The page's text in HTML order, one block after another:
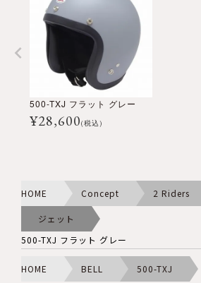
500-TXJ フラット グレー
¥28,600(税込)
HOME Concept 2 Riders
ジェット
500-TXJ フラット グレー
HOME BELL
500-TXJ